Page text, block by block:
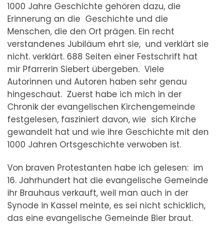
1000 Jahre Geschichte gehören dazu, die
Erinnerung an die Geschichte und die
Menschen, die den Ort prägen. Ein recht
verstandenes Jubiläum ehrt sie, und verklärt sie
nicht. verklärt. 688 Seiten einer Festschrift hat
mir Pfarrerin Siebert übergeben. Viele
Autorinnen und Autoren haben sehr genau
hingeschaut. Zuerst habe ich mich in der
Chronik der evangelischen Kirchengemeinde
festgelesen, fasziniert davon, wie sich Kirche
gewandelt hat und wie ihre Geschichte mit den
1000 Jahren Ortsgeschichte verwoben ist.
Von braven Protestanten habe ich gelesen: im
16. Jahrhundert hat die evangelische Gemeinde
ihr Brauhaus verkauft, weil man auch in der
Synode in Kassel meinte, es sei nicht schicklich,
das eine evangelische Gemeinde Bier braut.